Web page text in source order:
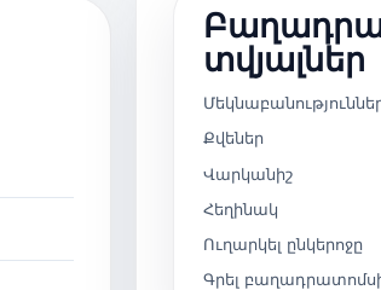
տվյալներ
Քվեներ
Վարկանիշ
Հեղինակ
Ուղարկել ընկերոջը
Գրել